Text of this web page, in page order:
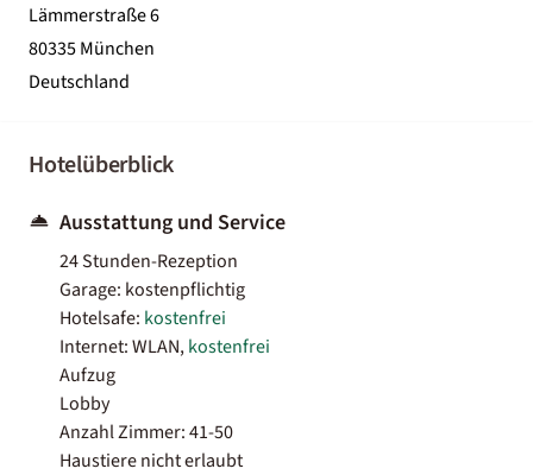
Lämmerstraße 6
80335 München
Deutschland
Hotelüberblick
Ausstattung und Service
24 Stunden-Rezeption
Garage: kostenpflichtig
Hotelsafe: kostenfrei
Internet: WLAN,kostenfrei
Aufzug
Lobby
Anzahl Zimmer: 41-50
Haustiere nicht erlaubt